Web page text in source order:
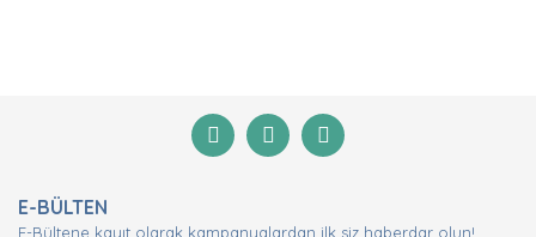
Yorum Yaz
Görüş ve önerileriniz için teşekkür ederiz.
Ürün açıklamasında eksik bilgiler bulunuyor.
E-BÜLTEN
E-Bültene kayıt olarak kampanyalardan ilk siz haberdar olun!